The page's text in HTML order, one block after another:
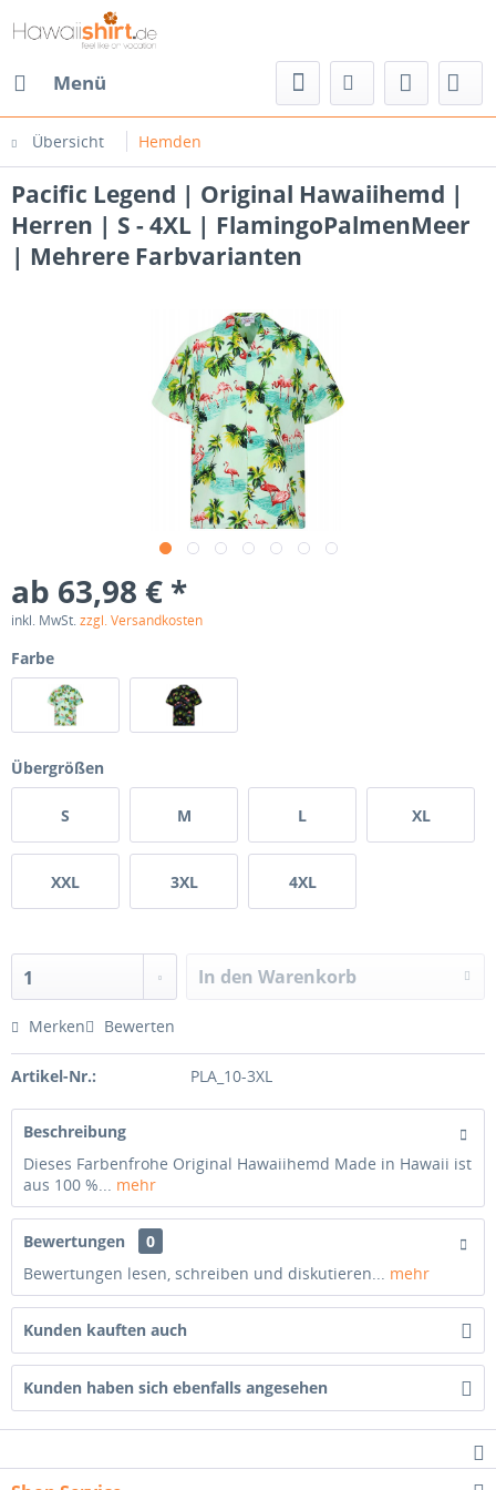
Menü
Übersicht Hemden
Pacific Legend | Original Hawaiihemd |
Herren | S - 4XL | FlamingoPalmenMeer
| Mehrere Farbvarianten
ab 63,98 € *
inkl. MwSt.zzgl. Versandkosten
Farbe
Übergrößen
S M L XL
XXL 3XL 4XL
1 In den Warenkorb
Merken Bewerten
Artikel-Nr.: PLA_10-3XL
Beschreibung
Dieses Farbenfrohe Original Hawaiihemd Made in Hawaii ist
aus 100 %... mehr
Bewertungen
0
Bewertungen lesen, schreiben und diskutieren... mehr
Kunden kauften auch
Kunden haben sich ebenfalls angesehen